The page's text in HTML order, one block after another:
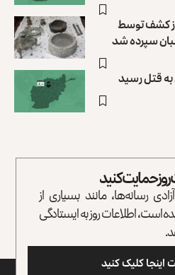
ساله پس از کشف توسط
سپرده شد
قتل رسید
روز حمایت کنید
رسانه‌ها، مانند بسیاری از
است، اطلاعات روز به ایستادگی
اینجا کلیک کنید